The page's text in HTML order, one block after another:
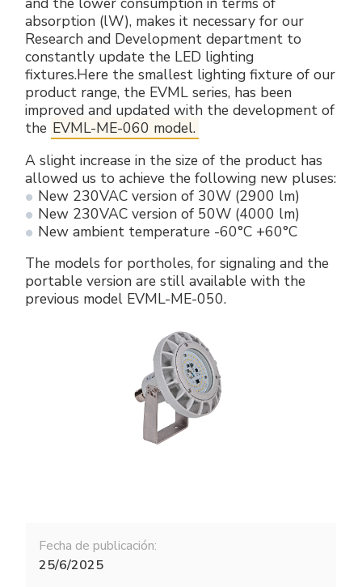
absorption (lW), makes it necessary for our
Research and Development department to
constantly update the LED lighting
fixtures.Here the smallest lighting fixture of our
product range, the EVML series, has been
improved and updated with the development of
the EVML-ME-060 model.
A slight increase in the size of the product has
allowed us to achieve the following new pluses:
New 230VAC version of 30W (2900 lm)
New 230VAC version of 50W (4000 lm)
New ambient temperature -60°C +60°C
The models for portholes, for signaling and the
portable version are still available with the
previous model EVML-ME-050.
Fecha de publicación:
25/6/2025
Accesorios eléctricos
Green energy Ex
Aspiradores
Serie estanca
Todos los productos
Instrucciones Tecnicas
Energías renovables
Política empresarial
Trabaja con nosotros
Hazte distribuidor nuestro
Reference list
Certificados de la empresa
Entrevistas y prensa
Galería y vídeos